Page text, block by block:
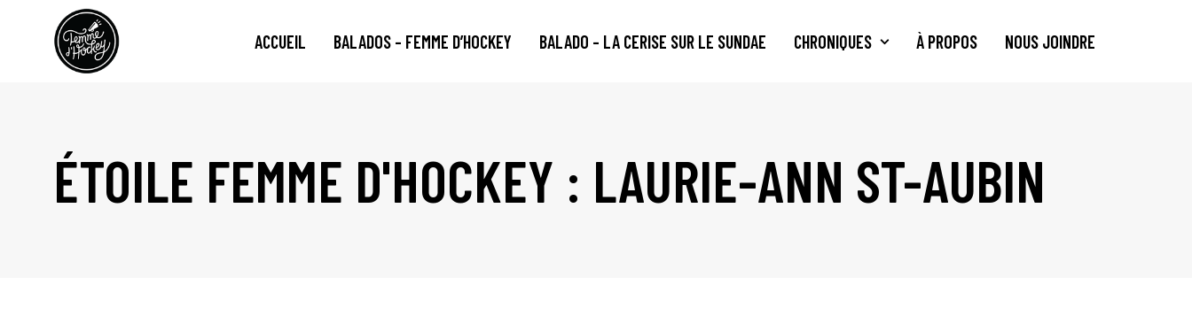
ACCUEIL BALADOS – FEMME D’HOCKEY BALADO – LA CERISE SUR LE SUNDAE CHRONIQUES À PROPOS NOUS JOINDRE
ÉTOILE FEMME D'HOCKEY : LAURIE-ANN ST-AUBIN